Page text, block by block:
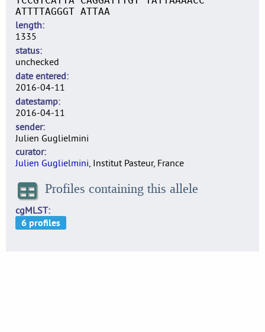
ATTTTAGGGT ATTAA
length
1335
status
unchecked
date entered
2016-04-11
datestamp
2016-04-11
sender
Julien Guglielmini
curator
Julien Guglielmini, Institut Pasteur, France
Profiles containing this allele
cgMLST